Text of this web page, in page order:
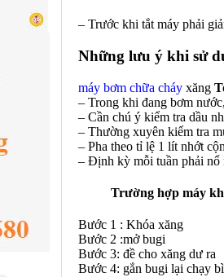
– Trước khi tắt máy phải
Những lưu ý khi sử
máy bơm chữa cháy xăng
– Trong khi đang bơm
– Cần chú ý kiểm tra dầu
– Thường xuyên kiểm tra
– Pha theo tỉ lệ 1 lít nhớt
– Định kỳ mỗi tuần phải nổ
Trường hợp máy
Bước 1 : Khóa xăng
Bước 2 :mở bugi
Bước 3: đề cho xăng dư ra
Bước 4: gắn bugi lại chạy